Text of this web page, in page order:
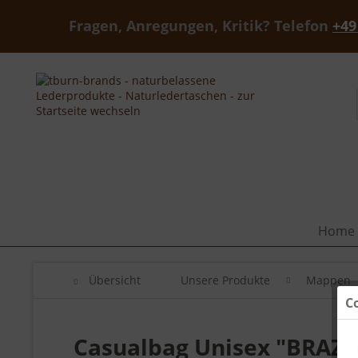
Fragen, Anregungen, Kritik? Telefon
Home
Übersicht Unsere Produkte Mappen
Casualbag Unisex